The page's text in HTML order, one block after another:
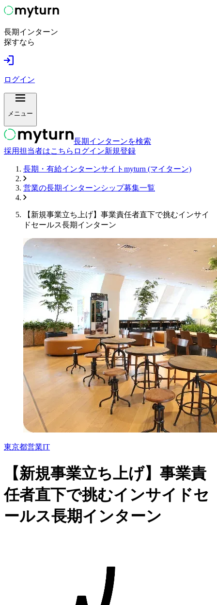
長期インターン
探すなら
ログイン
メニュー
長期インターンを検索
採用担当者はこちら ログイン新規登録
長期・有給インターンサイトmyturn (マイターン)
営業の長期インターンシップ募集一覧
【新規事業立ち上げ】事業責任者直下で挑むインサイ
ドセールス長期インターン
東京都営業IT
【新規事業立ち上げ】事業責
任者直下で挑むインサイドセ
ールス長期インターン